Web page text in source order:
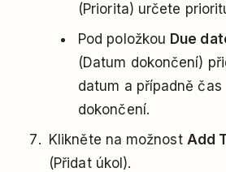
(Priorita) určete
Pod položkou Due
(Datum dokončení)
datum a případně čas
dokončení.
Klikněte na možnost Add
(Přidat úkol).